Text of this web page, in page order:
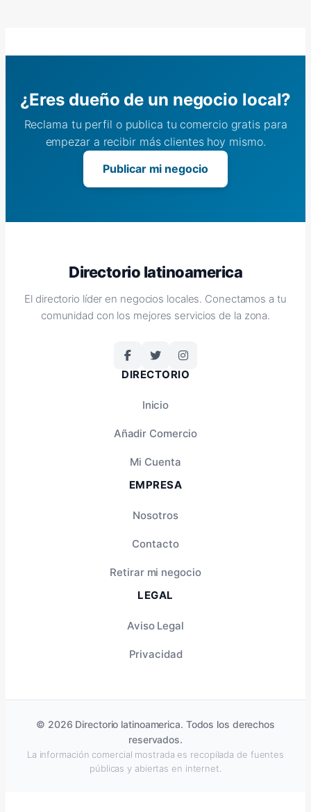
¿Eres dueño de un negocio local?
Reclama tu perfil o publica tu comercio gratis para
empezar a recibir más clientes hoy mismo.
Publicar mi negocio
Directorio latinoamerica
El directorio líder en negocios locales. Conectamos a tu
comunidad con los mejores servicios de la zona.
DIRECTORIO
Inicio
Añadir Comercio
Mi Cuenta
EMPRESA
Nosotros
Contacto
Retirar mi negocio
LEGAL
Aviso Legal
Privacidad
© 2026 Directorio latinoamerica. Todos los derechos
reservados.
La información comercial mostrada es recopilada de fuentes
públicas y abiertas en internet.